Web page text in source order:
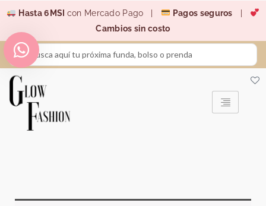
contenido
Hasta 6MSI con Mercado Pago | Pagos seguros
Cambios sin costo
Search
...